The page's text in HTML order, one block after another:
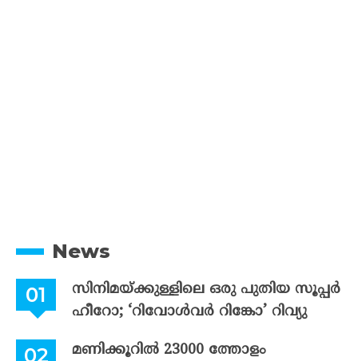
News
സിനിമയ്ക്കുള്ളിലെ ഒരു പുതിയ സൂപ്പർ
ഹീറോ; ‘റിവോൾവർ റിങ്കോ’ റിവ്യു
മണിക്കൂറിൽ 23000 ത്തോളം